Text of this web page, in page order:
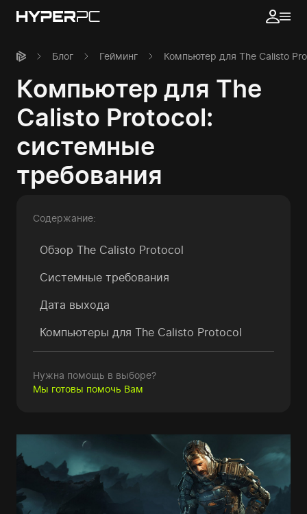
Блог Гейминг Компьютер для The Calisto
Компьютер для The
Calisto Protocol:
системные
требования
Содержание:
Обзор The Calisto Protocol
Системные требования
Дата выхода
Компьютеры для The Calisto Protocol
Нужна помощь в выборе?
Мы готовы помочь Вам